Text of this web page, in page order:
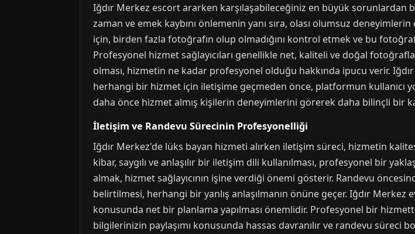
Iğdır Merkez escort ararken karşılaşabileceğiniz en büyük sorunlardan
zaman ve emek kaybını önlemenin yanı sıra, olası olumsuz
için, birden fazla fotoğrafın olup olmadığını kontrol etmek ve bu
Profesyonel hizmet sağlayıcıları genellikle net, kaliteli ve doğal
olması, hizmetin ne kadar profesyonel olduğu hakkında ipucu verir.
herhangi bir hizmet için iletişime geçmeden önce, platformun kullanıcı
daha önce hizmet almış kişilerin deneyimlerini görerek daha bilinçli bir
İletişim ve Randevu Sürecinin Profesyonelliği
Iğdır Merkez'de lüks bayan hizmeti alırken iletişim süreci, hizmetin
kibar, saygılı ve anlaşılır bir iletişim dili kullanılması, profesyonel bir
almak, hizmet sağlayıcının işine verdiği önemi gösterir. Randevu
belirtilmesi, herhangi bir yanlış anlaşılmanın önüne geçer. Iğdır
konusunda net bir planlama yapılması önemlidir. Profesyonel bir
bilgilerinizin paylaşımı konusunda hassas davranılır ve randevu süreci